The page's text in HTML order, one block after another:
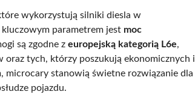
wykorzystują silniki diesla w
parametrem jest moc
są zgodne z europejską kategorią L6e,
oraz tych, którzy poszukują ekonomicznych i
stanowią świetne rozwiązanie dla
pojazdu.